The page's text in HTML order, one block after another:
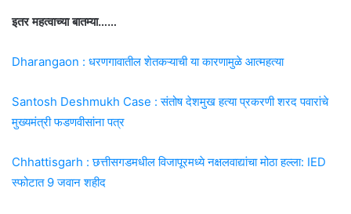
इतर महत्वाच्या बातम्या……
Dharangaon : धरणगावातील शेतकऱ्याची या कारणामुळे आत्महत्या
Santosh Deshmukh Case : संतोष देशमुख हत्या प्रकरणी शरद पवारांचे
मुख्यमंत्री फडणवीसांना पत्र
Chhattisgarh : छत्तीसगडमधील विजापूरमध्ये नक्षलवाद्यांचा मोठा हल्ला: IED
स्फोटात 9 जवान शहीद